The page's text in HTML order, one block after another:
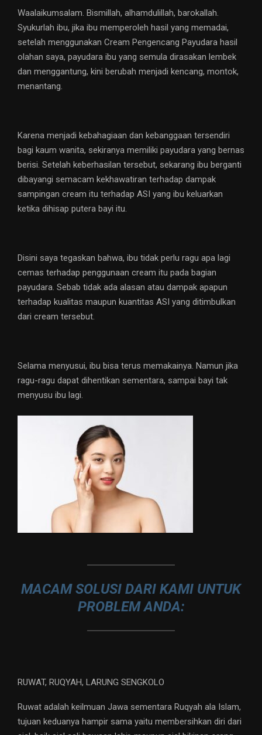
Waalaikumsalam. Bismillah, alhamdulillah, barokallah.
Syukurlah ibu, jika ibu memperoleh hasil yang memadai,
setelah menggunakan Cream Pengencang Payudara hasil
olahan saya, payudara ibu yang semula dirasakan lembek
dan menggantung, kini berubah menjadi kencang, montok,
menantang.
Karena menjadi kebahagiaan dan kebanggaan tersendiri
bagi kaum wanita, sekiranya memiliki payudara yang bernas
berisi. Setelah keberhasilan tersebut, sekarang ibu berganti
dibayangi semacam kekhawatiran terhadap dampak
sampingan cream itu terhadap ASI yang ibu keluarkan
ketika dihisap putera bayi itu.
Disini saya tegaskan bahwa, ibu tidak perlu ragu apa lagi
cemas terhadap penggunaan cream itu pada bagian
payudara. Sebab tidak ada alasan atau dampak apapun
terhadap kualitas maupun kuantitas ASI yang ditimbulkan
dari cream tersebut.
Selama menyusui, ibu bisa terus memakainya. Namun jika
ragu-ragu dapat dihentikan sementara, sampai bayi tak
menyusu ibu lagi.
MACAM SOLUSI DARI KAMI UNTUK
PROBLEM ANDA:
RUWAT, RUQYAH, LARUNG SENGKOLO
Ruwat adalah keilmuan Jawa sementara Ruqyah ala Islam,
tujuan keduanya hampir sama yaitu membersihkan diri dari